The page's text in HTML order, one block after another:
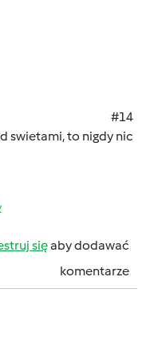
#14
swietami, to nigdy nic
sięaby dodawać
komentarze